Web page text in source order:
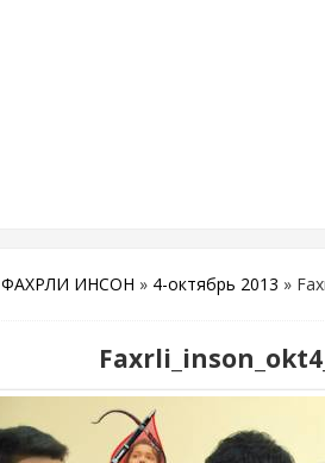
ФАХРЛИ ИНСОН » 4-октябрь 2013 »